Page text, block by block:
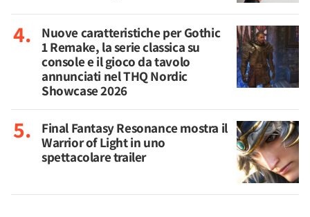
Nuove caratteristiche per Gothic
1 Remake, la serie classica su
console e il gioco da tavolo
annunciati nel THQ Nordic
Showcase 2026
Final Fantasy Resonance mostra il
Warrior of Light in uno
spettacolare trailer